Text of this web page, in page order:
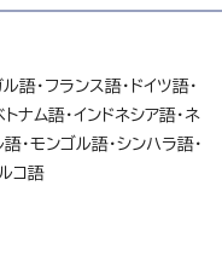
語・フランス語・ドイツ語・
ナム語・インドネシア語・ネ
・モンゴル語・シンハラ語・
コ語